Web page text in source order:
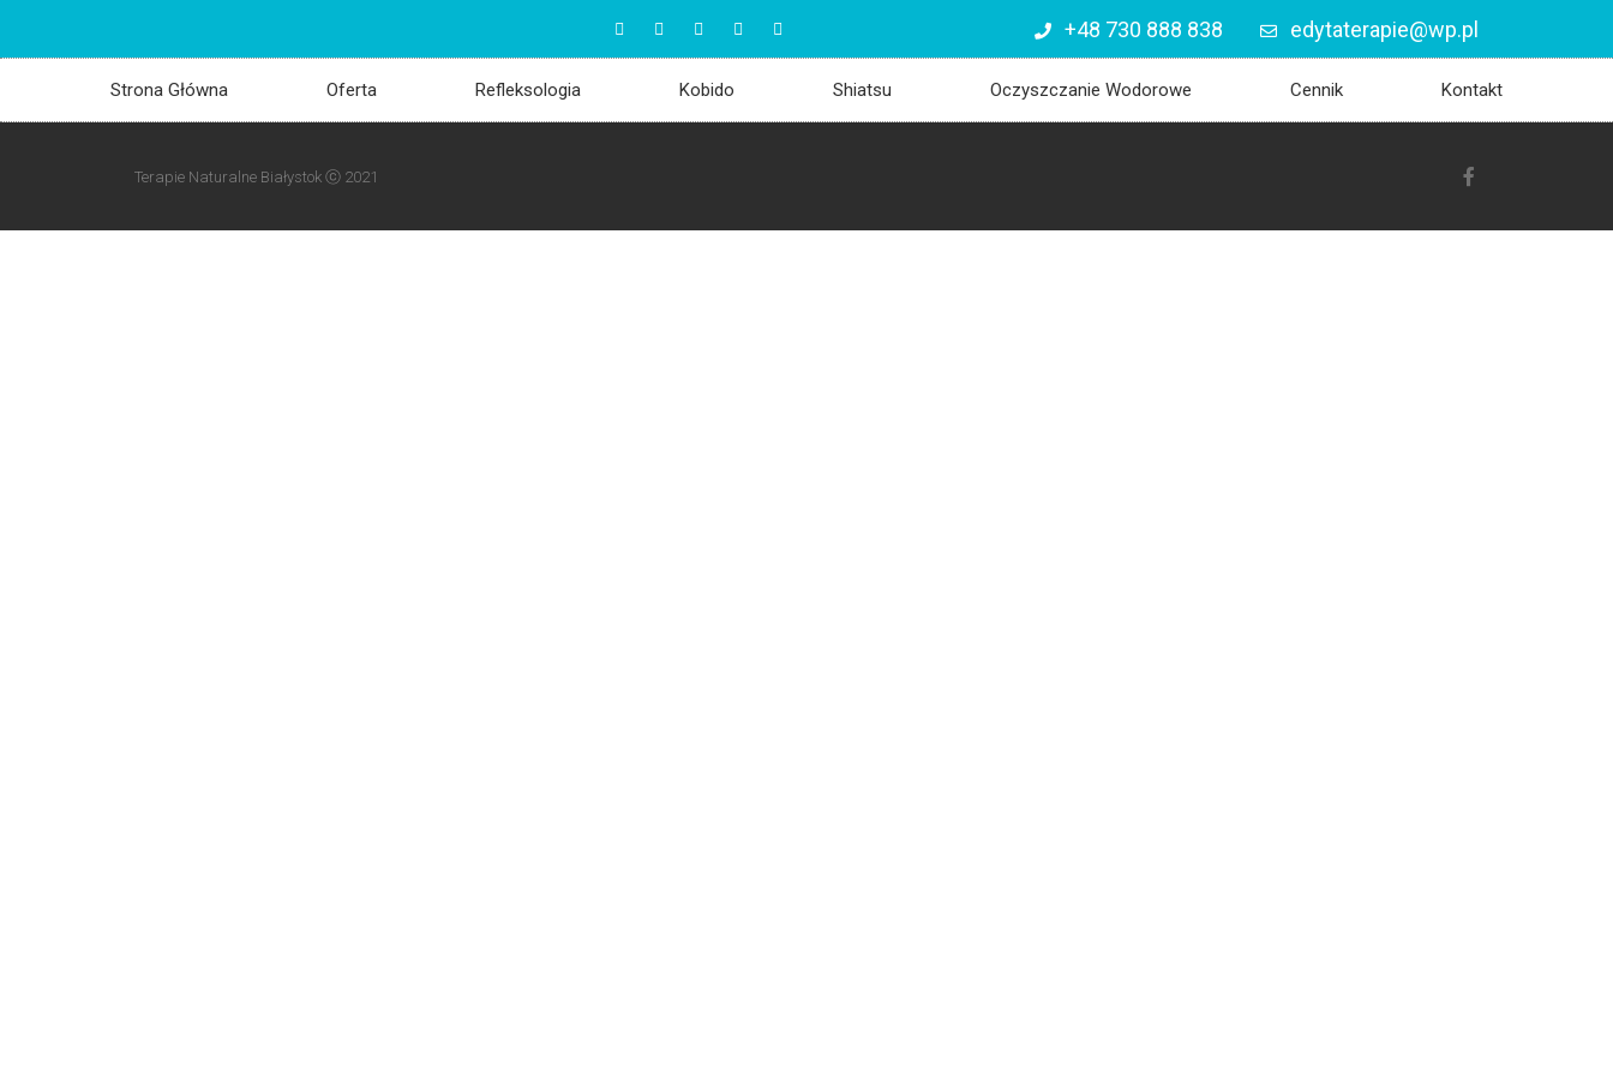
+48 730 888 838 edytaterapie@wp.pl
Strona Główna Oferta Refleksologia Kobido Shiatsu Oczyszczanie Wodorowe Cennik Kontakt
Terapie Naturalne Białystok ⓒ 2021